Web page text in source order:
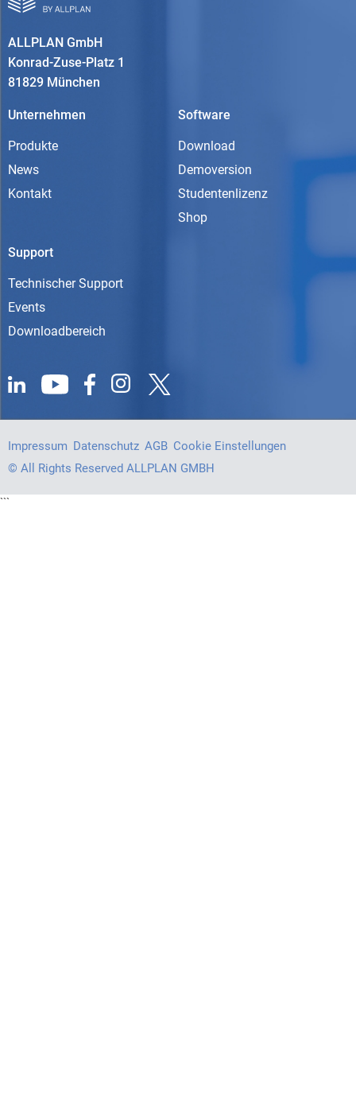
ALLPLAN GmbH
Konrad-Zuse-Platz 1
81829 München
Unternehmen
Produkte
News
Kontakt
Software
Download
Demoversion
Studentenlizenz
Shop
Support
Technischer Support
Events
Downloadbereich
Impressum Datenschutz AGB Cookie Einstellungen
© All Rights Reserved ALLPLAN GMBH
```